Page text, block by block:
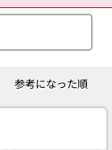
参考になった順